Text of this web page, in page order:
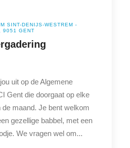
SINT-DENIJS-WESTREM -
9051 GENT
uit op de Algemene
Gent die doorgaat op elke
maand. Je bent welkom
gezellige babbel, met een
We vragen wel om...